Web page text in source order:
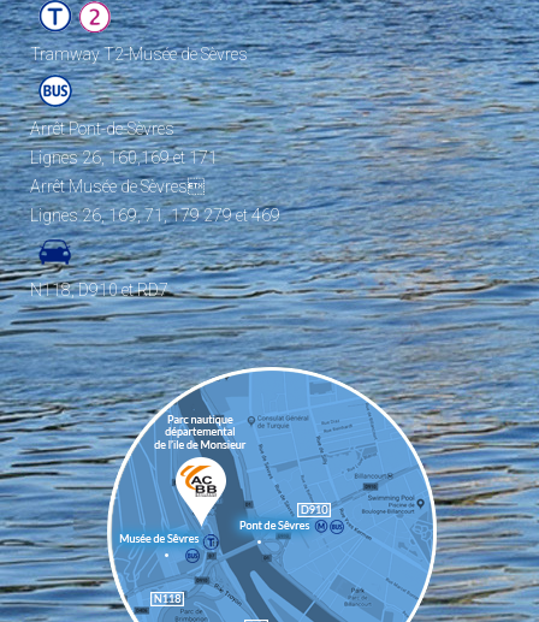
Tramway T2-Musée de Sèvres
Arrêt Pont-de-Sèvres
Lignes 26, 160,169 et 171
Arrêt Musée de Sèvres
Lignes 26, 169, 71, 179 279 et 469
N118, D910 et RD7